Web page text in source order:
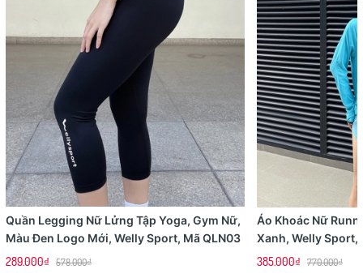
Quần Legging Nữ Lửng Tập Yoga, Gym Nữ,
Màu Đen Logo Mới, Welly Sport, Mã QLN03
289.000₫ 578.000₫
Áo Khoác Nữ
Xanh, Welly Sport,
385.000₫
770.000₫